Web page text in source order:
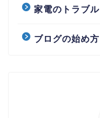
家電のトラブル
ブログの始め方